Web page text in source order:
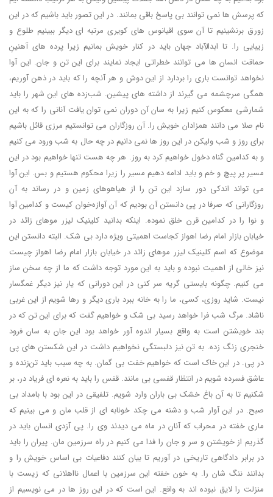
که پرسش ها نمی توانند بی پاسخ باقی بمانند. در این تصور باید باشیم که در این
زورق برنشینیم تا آن سوی اقیانوس های کویری مرتبه ای دیگر ببینیم طلوع و
زیبایی را. تا ابدالآباد جهان باید در کنار خویش بمانیم زیرا پرده های آهنینِ
حماقت انسان ها می توانند خطراتی ایجاد نمایند برای این تن و جان. این آوا
نخواهد توانست باری را بردارد از این دوش و هر آنچه را که باید در ذهن آوریم،
همگی سرچشمه می گیرند از داشته های پیشین. شب‌زده های این شهر را باید
شمارشی معکوس کنیم زیرا به سان آن دوران نمی توان یافت آنانی را که به این
نام صلا می دانند همزادان خویش را. آن روزگاران می توانستیم مرزی قائل باشیم
برای روز و شب ولیکن در این روز ها نمی دانیم در چه حال به شب ورود می کنیم
و به کدامین گناه دخول خواهیم کرد به روز. هر چه هست تنها خواهیم بود در این
مسیر پر پیچ و خم و باید ادامه دهیم مسیر را زیرا محکوم هستیم و بس. این آوا
می تواند اندکی دور سازد این تن را از هیاهوهای زمین و در رساند به آن
روزگارانی که صرفا در پی دانستن آن بودیم که آن آوازه‌خوان کیست و کدامین آوا
و نوا را در کدامین قرن خلق نموده. اینکه بدانید کلینیک لیزر موهای زائد در
خیابان بازار امام رضا اهواز کجاست اهمیتی ویژه دارد بی شک. البته دانستن این
موضوع که اسم کلینیک لیزر موهای زائد در خیابان بازار امام رضا اهواز چیست
نیز خالی از اهمیت نبوده و باید به این مورد توجه داشت که ما از چه سخن ساز
می کنیم. چگونه بایستی گریه سر کنی در این دورانی که یار نیز دیگر غمگسار
نیست. شاید روزی، کسی، ما را به خانه ببرد باری دیگر و رها شویم از این غربی
ناشاد. مرگ شب فرا خواهد رسید بی شک و خواهیم گفت که برای این تن که در
بند خویشتن است به واقع بسیار اندوه آور خواهد بود این جان به سان فرود
خنجری زنگ زده. به تن نیز دلبستگی نخواهیم داشت در این شکستن های پی
در پی. در این خاک است که خواهیم خفت بی گمان. به چه سبب باید تن‌زنده و
عاشق فسرده شویم در انتظار قفسی بی مانند. قفس را باید به نعره ای فریاد در، بر
شکنیم تا به آن باغ خشک بی باران وارد شویم. تلفیقی در این بود با بامداد بی
صبح. در این آوار شب و دشنه می چکد خونابه ای از قلب مان و می بینیم که
ماری خفته در محراب که آنان در ماه می دیدند وی را. پی آزدی انسان باید در
گذریم از خویشتن و سر و جان را فدا می کنیم در راه سرزمین مان. پیران را باید
در برابر دادگاهی تاریخی در آوریم تا بیان کنند دفاعیات بی اساس خویش را و
بدانند ننگ شان را. به خون خفته این سرزمین با اعمال نااهلانی که زیست با
منزلت را لایق نبوده اند به واقع. این است که در این روز ها در می نویسیم از